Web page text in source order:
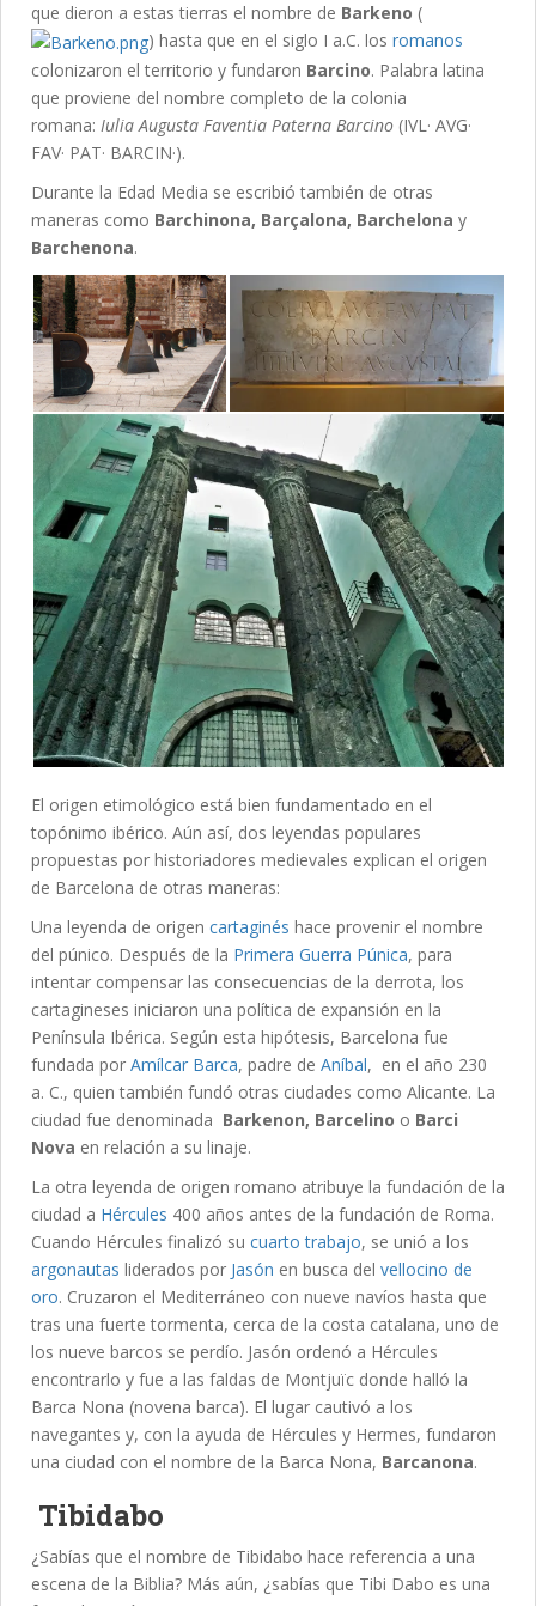
que dieron a estas tierras el nombre de Barkeno (
) hasta que en el siglo I a.C. los romanos
colonizaron el territorio y fundaron Barcino. Palabra latina
que proviene del nombre completo de la colonia
romana: Iulia Augusta Faventia Paterna Barcino (IVL· AVG·
FAV· PAT· BARCIN·).
Durante la Edad Media se escribió también de otras
maneras como Barchinona, Barçalona, Barchelona y
Barchenona.
El origen etimológico está bien fundamentado en el
topónimo ibérico. Aún así, dos leyendas populares
propuestas por historiadores medievales explican el origen
de Barcelona de otras maneras:
Una leyenda de origen cartaginés hace provenir el nombre
del púnico. Después de la Primera Guerra Púnica, para
intentar compensar las consecuencias de la derrota, los
cartagineses iniciaron una política de expansión en la
Península Ibérica. Según esta hipótesis, Barcelona fue
fundada por Amílcar Barca, padre de Aníbal, en el año 230
a. C., quien también fundó otras ciudades como Alicante. La
ciudad fue denominada Barkenon, Barcelino o Barci
Nova en relación a su linaje.
La otra leyenda de origen romano atribuye la fundación de la
ciudad a Hércules 400 años antes de la fundación de Roma.
Cuando Hércules finalizó su cuarto trabajo, se unió a los
argonautas liderados por Jasón en busca del vellocino de
oro. Cruzaron el Mediterráneo con nueve navíos hasta que
tras una fuerte tormenta, cerca de la costa catalana, uno de
los nueve barcos se perdío. Jasón ordenó a Hércules
encontrarlo y fue a las faldas de Montjuïc donde halló la
Barca Nona (novena barca). El lugar cautivó a los
navegantes y, con la ayuda de Hércules y Hermes, fundaron
una ciudad con el nombre de la Barca Nona, Barcanona.
Tibidabo
¿Sabías que el nombre de Tibidabo hace referencia a una
escena de la Biblia? Más aún, ¿sabías que Tibi Dabo es una